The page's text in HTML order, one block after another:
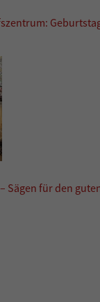
Sägen für den